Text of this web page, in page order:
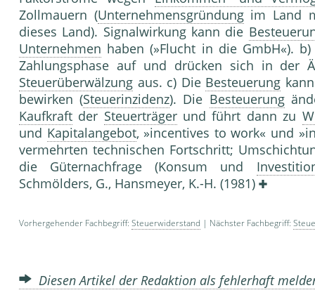
Zollmauern (Unternehmensgründungim Land
dieses Land). Signalwirkung kann die
Unternehmen haben (»Flucht in die GmbH«).
Zahlungsphase auf und drücken sich in der
Steuerüberwälzung aus. c) Die Besteuerung
bewirken (Steuerinzidenz). Die Besteuerung
Kaufkraft der Steuerträgerund führt dann zu
und Kapitalangebot, »incentives to work« und
vermehrten technischen Fortschritt;
die Güternachfrage (Konsum und
Schmölders, G., Hansmeyer, K.-H. (1981)
Vorhergehender Fachbegriff: Steuerwiderstand | Nächster Fachbegriff:
Diesen Artikel der Redaktion als fehlerhaft